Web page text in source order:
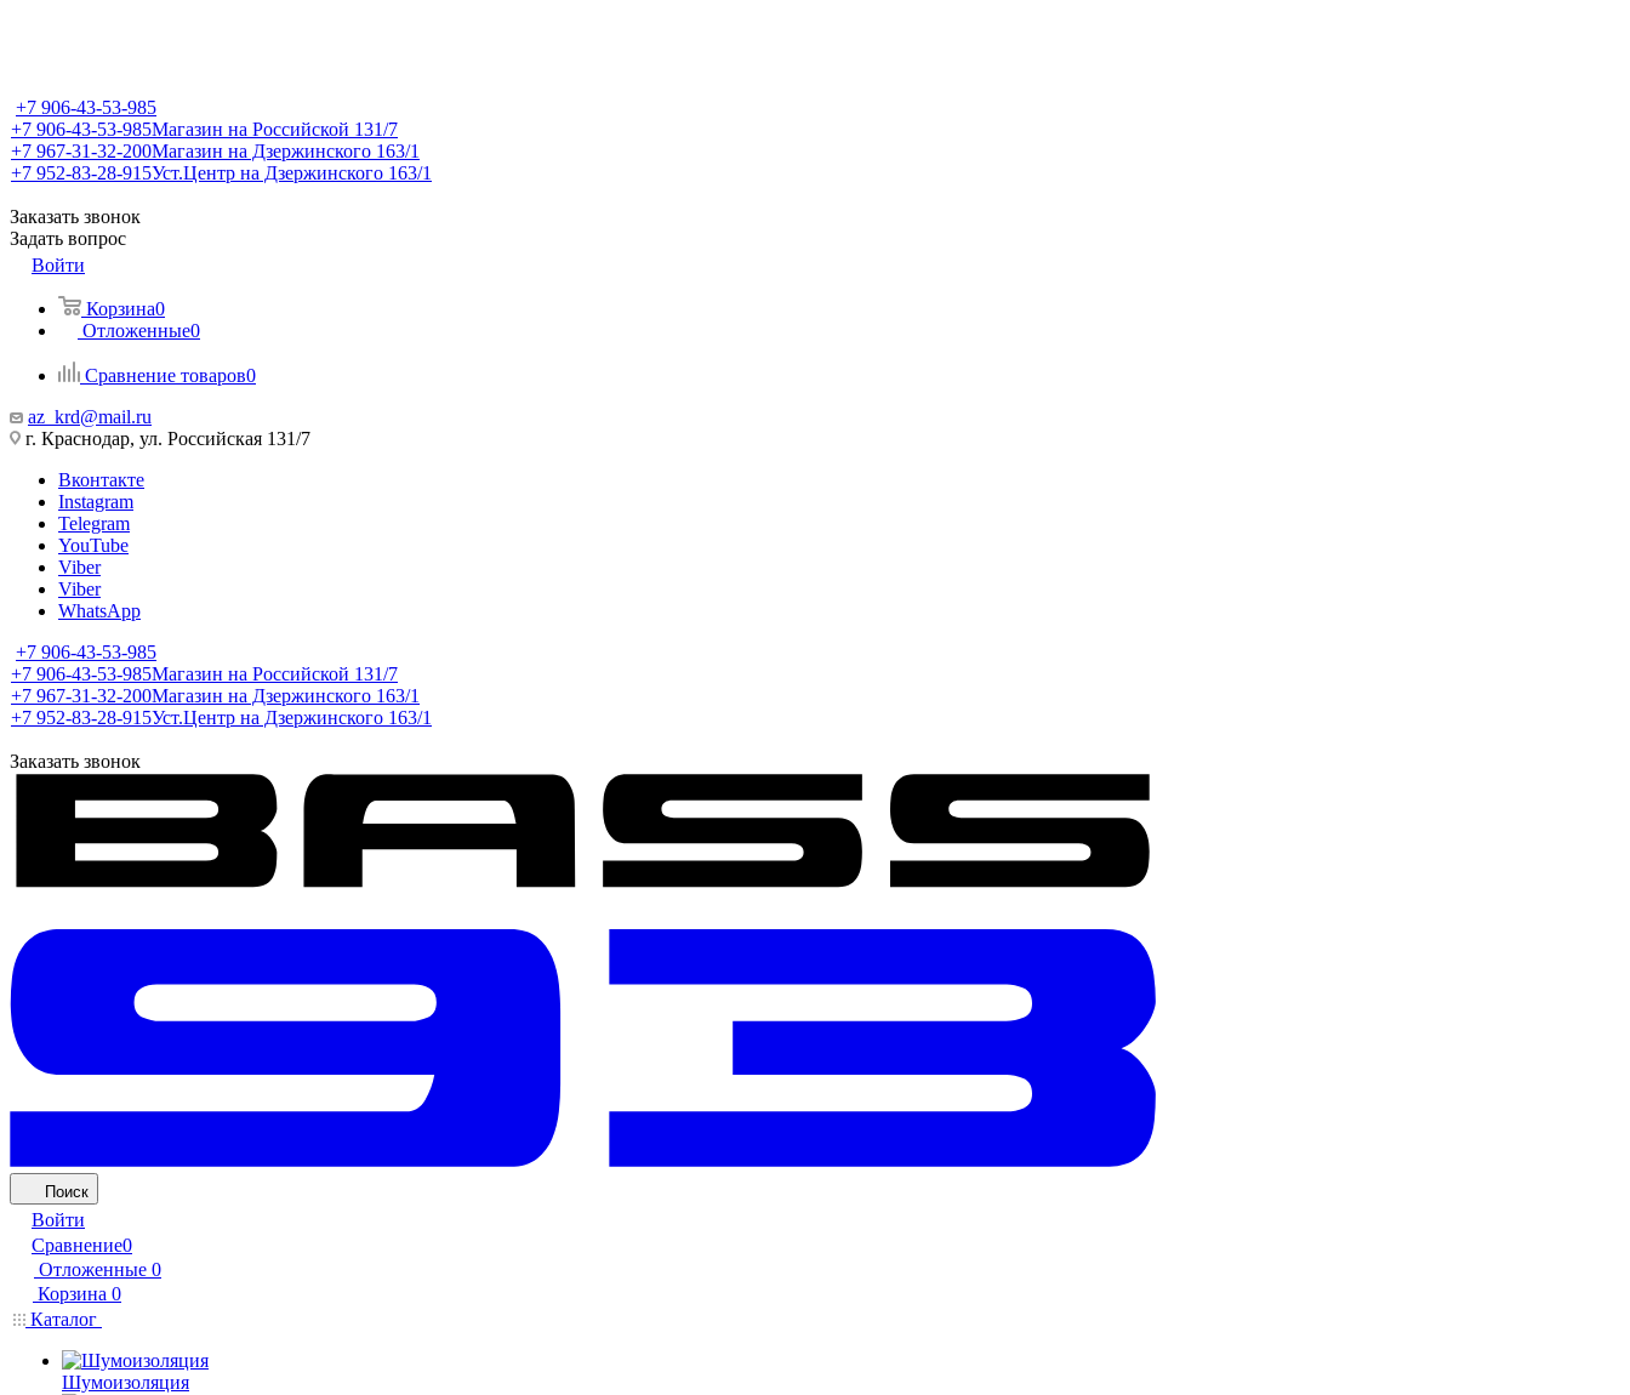
+7 906-43-53-985
+7 906-43-53-985Магазин на Российской 131/7
+7 967-31-32-200Магазин на Дзержинского 163/1
+7 952-83-28-915Уст.Центр на Дзержинского 163/1
Заказать звонок
Задать вопрос
Войти
Корзина0
Отложенные0
Сравнение товаров0
az_krd@mail.ru
г. Краснодар, ул. Российская 131/7
Вконтакте
Instagram
Telegram
YouTube
Viber
Viber
WhatsApp
+7 906-43-53-985
+7 906-43-53-985Магазин на Российской 131/7
+7 967-31-32-200Магазин на Дзержинского 163/1
+7 952-83-28-915Уст.Центр на Дзержинского 163/1
Заказать звонок
Поиск
Войти
Сравнение0
Отложенные 0
Корзина 0
Каталог
Шумоизоляция